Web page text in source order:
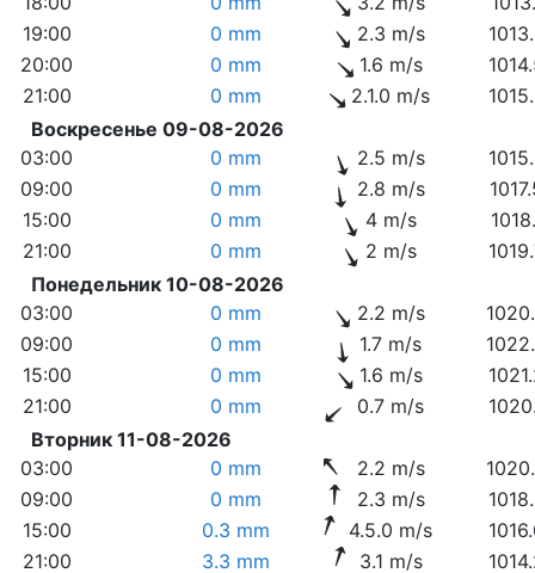
19:00
0 mm 2.3 m/s
20:00
0 mm 1.6 m/s
21:00
0 mm 2.1.0 m/s
Воскресенье 09-08-2026
03:00
0 mm 2.5 m/s
09:00
0 mm 2.8 m/s
15:00
0 mm 4 m/s
21:00
0 mm 2 m/s
Понедельник 10-08-2026
03:00
0 mm 2.2 m/s
09:00
0 mm 1.7 m/s
15:00
0 mm 1.6 m/s
21:00
0 mm 0.7 m/s
Вторник 11-08-2026
03:00
0 mm 2.2 m/s
09:00
0 mm 2.3 m/s
15:00
0.3 mm 4.5.0 m/s
21:00
3.3 mm 3.1 m/s